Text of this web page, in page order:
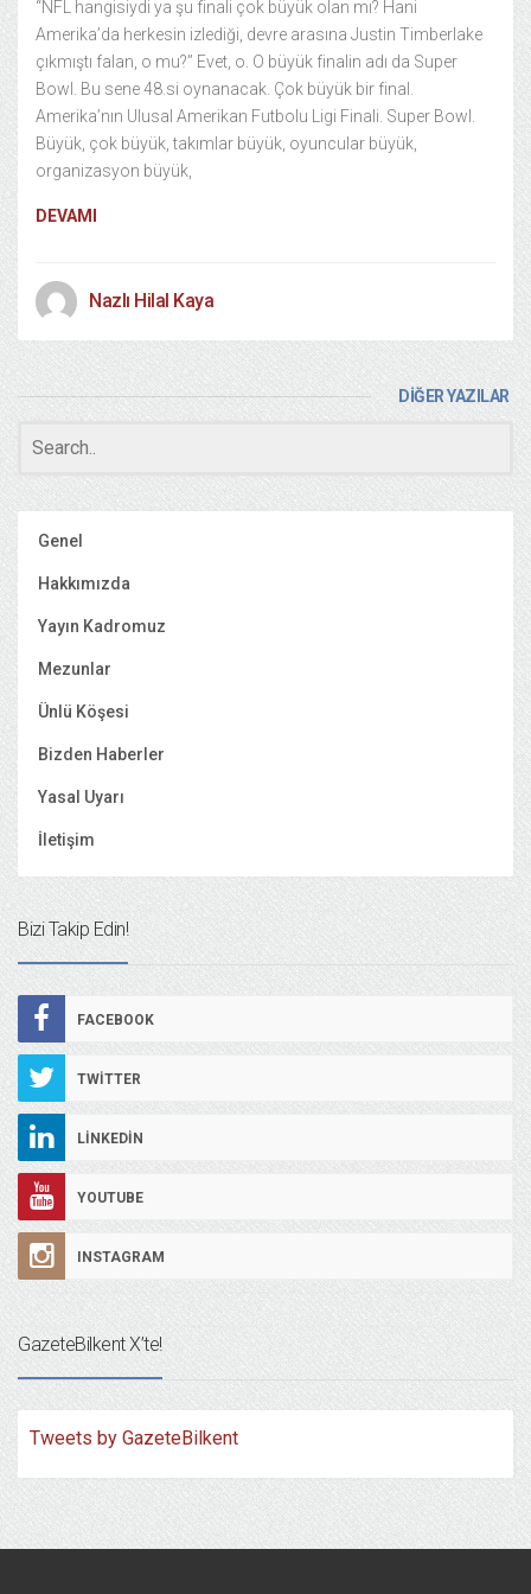
“NFL hangisiydi ya şu finali çok büyük olan mı? Hani
Amerika’da herkesin izlediği, devre arasına Justin Timberlake
çıkmıştı falan, o mu?” Evet, o. O büyük finalin adı da Super
Bowl. Bu sene 48.si oynanacak. Çok büyük bir final.
Amerika’nın Ulusal Amerikan Futbolu Ligi Finali. Super Bowl.
Büyük, çok büyük, takımlar büyük, oyuncular büyük,
organizasyon büyük,
DEVAMI
Nazlı Hilal Kaya
DİĞER YAZILAR
Genel
Hakkımızda
Yayın Kadromuz
Mezunlar
Ünlü Köşesi
Bizden Haberler
Yasal Uyarı
İletişim
Bizi Takip Edin!
FACEBOOK
TWITTER
LINKEDIN
YOUTUBE
INSTAGRAM
GazeteBilkent X’te!
Tweets by GazeteBilkent